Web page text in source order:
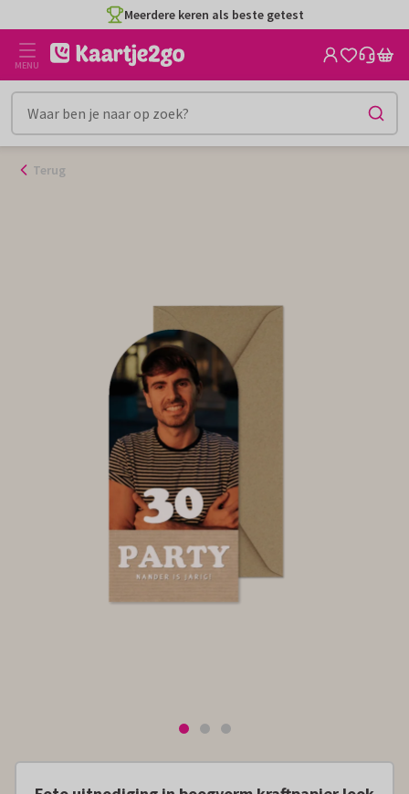
naar
inhoud
Meerdere keren als beste getest
MENU
Terug